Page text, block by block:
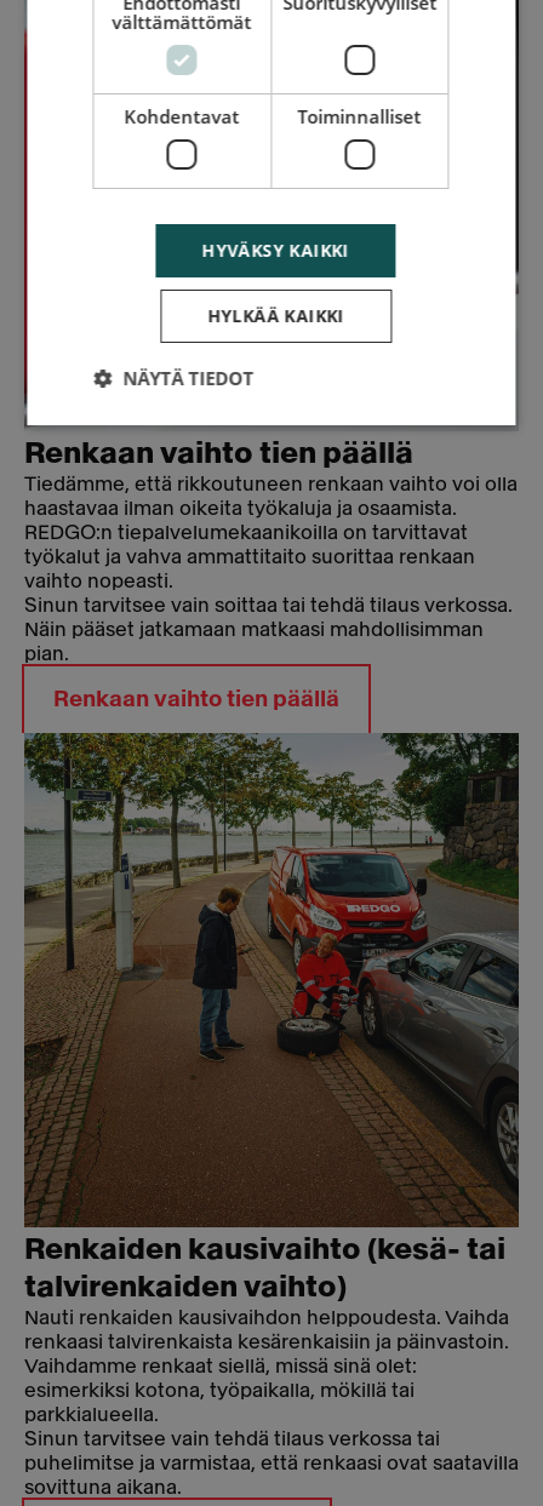
Renkaan vaihto tien päällä
Tiedämme, että rikkoutuneen renkaan vaihto voi olla
haastavaa ilman oikeita työkaluja ja osaamista.
REDGO:n tiepalvelumekaanikoilla on tarvittavat
työkalut ja vahva ammattitaito suorittaa renkaan
vaihto nopeasti.
Sinun tarvitsee vain soittaa tai tehdä tilaus verkossa.
Näin pääset jatkamaan matkaasi mahdollisimman
pian.
Renkaan vaihto tien päällä
Renkaiden kausivaihto (kesä- tai
talvirenkaiden vaihto)
Nauti renkaiden kausivaihdon helppoudesta. Vaihda
renkaasi talvirenkaista kesärenkaisiin ja päinvastoin.
Vaihdamme renkaat siellä, missä sinä olet:
esimerkiksi kotona, työpaikalla, mökillä tai
parkkialueella.
Sinun tarvitsee vain tehdä tilaus verkossa tai
puhelimitse ja varmistaa, että renkaasi ovat saatavilla
sovittuna aikana.
välttämättömät
Kohdentavat Toiminnalliset
HYVÄKSY KAIKKI
HYLKÄÄ KAIKKI
NÄYTÄ TIEDOT